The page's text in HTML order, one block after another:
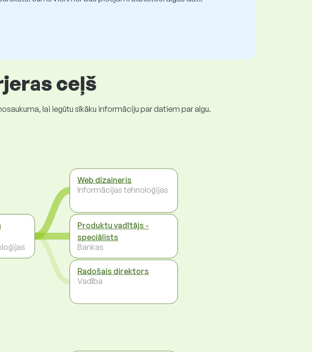
ceļš
lai iegūtu sīkāku informāciju par datiem par algu.
Web dizaineris
Informācijas tehnoloģijas
Produktu vadītājs -
speciālists
Bankas
Radošais direktors
Vadība